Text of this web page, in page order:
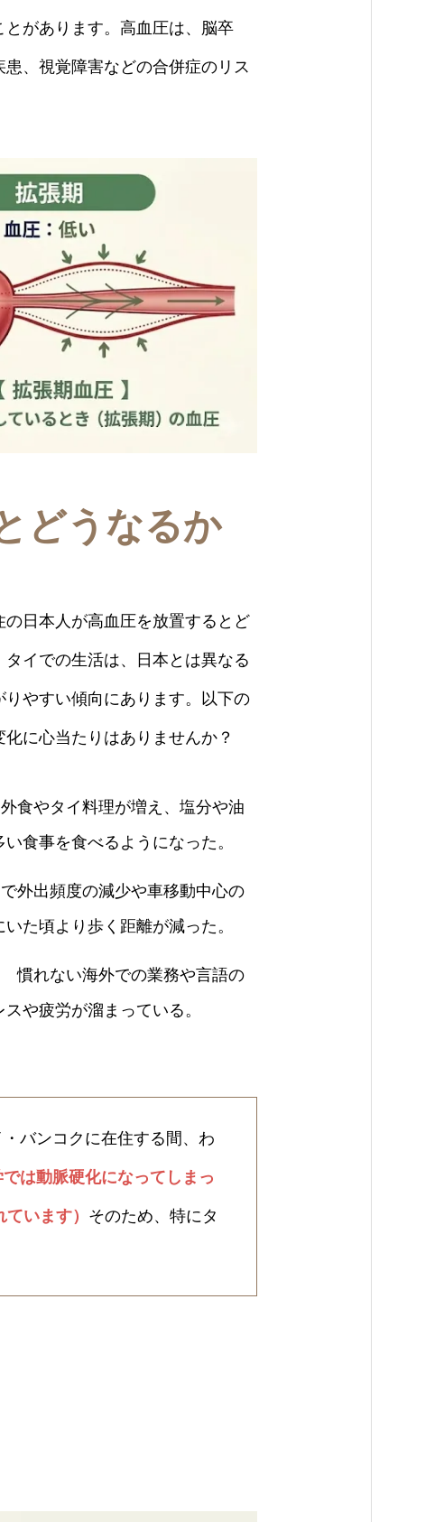
とがあります。高血圧は、脳卒
、視覚障害などの合併症のリス
どうなるか
の日本人が高血圧を放置するとど
タイでの生活は、日本とは異なる
やすい傾向にあります。以下の
に心当たりはありませんか？
やタイ料理が増え、塩分や油
食事を食べるようになった。
外出頻度の減少や車移動中心の
た頃より歩く距離が減った。
慣れない海外での業務や言語の
や疲労が溜まっている。
バンコクに在住する間、わ
は動脈硬化になってしまっ
います） そのため、特にタ